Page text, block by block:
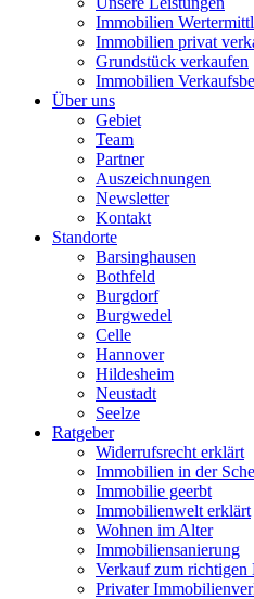
Immobilien
Immobilien privat
Grundstück verkaufen
Immobilien
Über uns
Gebiet
Team
Partner
Auszeichnungen
Newsletter
Kontakt
Standorte
Barsinghausen
Bothfeld
Burgdorf
Burgwedel
Celle
Hannover
Hildesheim
Neustadt
Seelze
Ratgeber
Widerrufsrecht erklärt
Immobilien in der
Immobilie geerbt
Immobilienwelt erklärt
Wohnen im Alter
Immobiliensanierung
Verkauf zum richtigen
Privater